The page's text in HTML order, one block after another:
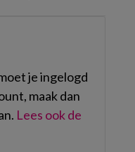
je ingelogd
maak dan
Lees ook de